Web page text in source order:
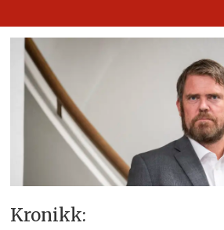
Kronikk: